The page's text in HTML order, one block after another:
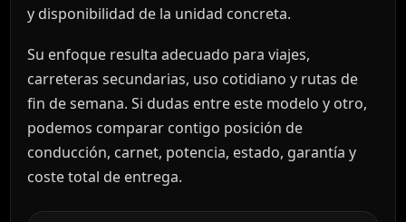
y disponibilidad de la unidad concreta.
Su enfoque resulta adecuado para viajes,
carreteras secundarias, uso cotidiano y rutas de
fin de semana. Si dudas entre este modelo y otro,
podemos comparar contigo posición de
conducción, carnet, potencia, estado, garantía y
coste total de entrega.